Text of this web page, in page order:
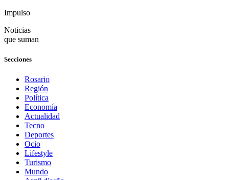
Impulso
Noticias
que suman
Secciones
Rosario
Región
Política
Economía
Actualidad
Tecno
Deportes
Ocio
Lifestyle
Turismo
Mundo